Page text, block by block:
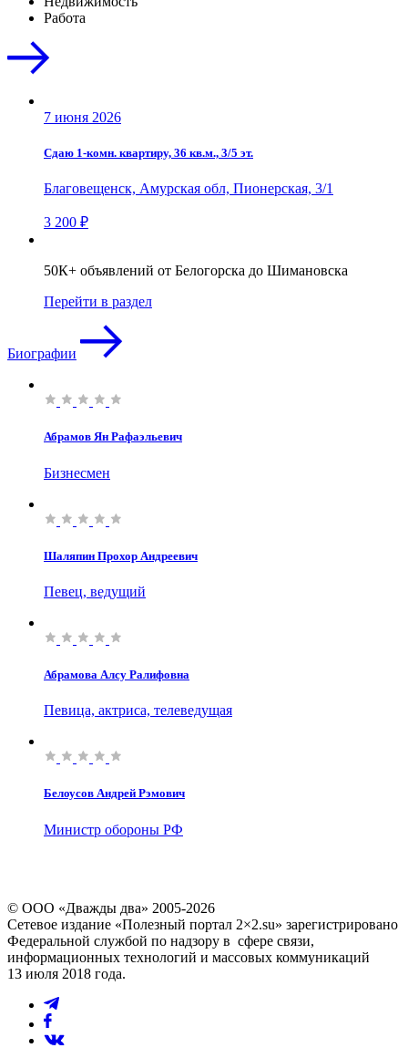
Работа
7 июня 2026
Сдаю 1-комн. квартиру, 36 кв.м., 3/5 эт.
Благовещенск, Амурская обл, Пионерская, 3/1
3 200 ₽
50К+ объявлений от Белогорска до Шимановска
Перейти в раздел
Биографии
Абрамов Ян Рафаэльевич
Бизнесмен
Шаляпин Прохор Андреевич
Певец, ведущий
Абрамова Алсу Ралифовна
Певица, актриса, телеведущая
Белоусов Андрей Рэмович
Министр обороны РФ
© ООО «Дважды два» 2005-2026
Сетевое издание «Полезный портал 2×2.su» зарегистрировано
Федеральной службой по надзору в сфере связи,
информационных технологий и массовых коммуникаций
13 июля 2018 года.